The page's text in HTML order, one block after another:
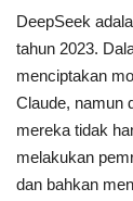
DeepSeek
tahun 2023.
menciptakan
Claude, namun
mereka tidak
melakukan
dan bahkan